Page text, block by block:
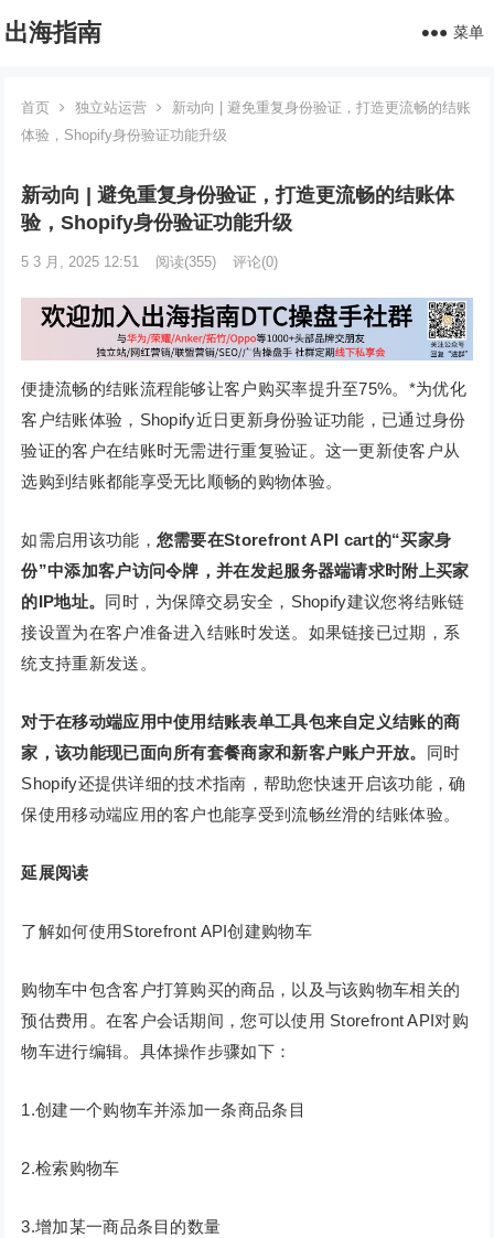
出海指南 菜单
首页 独立站运营
新动向 | 避免重复身份验证，打造更流畅的结账
体验，Shopify身份验证功能升级
新动向 | 避免重复身份验证，打造更流畅的结账体
验，Shopify身份验证功能升级
5 3 月, 2025 12:51 阅读(355) 评论(0)
便捷流畅的结账流程能够让客户购买率提升至75%。*为优化
客户结账体验，Shopify近日更新身份验证功能，已通过身份
验证的客户在结账时无需进行重复验证。这一更新使客户从
选购到结账都能享受无比顺畅的购物体验。
如需启用该功能， 您需要在Storefront API cart的“买家身
份”中添加客户访问令牌，并在发起服务器端请求时附上买家
的IP地址。 同时，为保障交易安全，Shopify建议您将结账链
接设置为在客户准备进入结账时发送。如果链接已过期，系
统支持重新发送。
对于在移动端应用中使用结账表单工具包来自定义结账的商
家，该功能现已面向所有套餐商家和新客户账户开放。 同时
Shopify还提供详细的技术指南，帮助您快速开启该功能，确
保使用移动端应用的客户也能享受到流畅丝滑的结账体验。
延展阅读
了解如何使用Storefront API创建购物车
购物车中包含客户打算购买的商品，以及与该购物车相关的
预估费用。在客户会话期间，您可以使用 Storefront API对购
物车进行编辑。具体操作步骤如下：
1.创建一个购物车并添加一条商品条目
2.检索购物车
3.增加某一商品条目的数量